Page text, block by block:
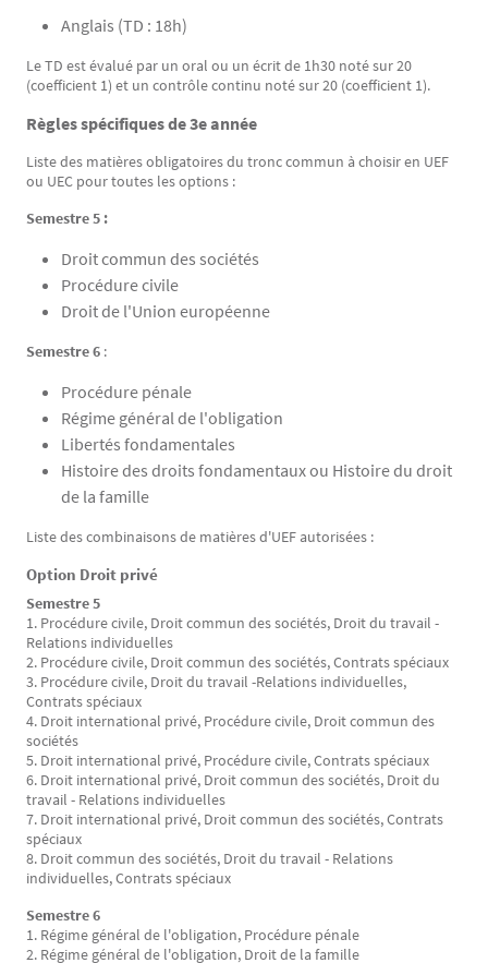
Anglais (TD : 18h)
Le TD est évalué par un oral ou un écrit de 1h30 noté sur 20
(coefficient 1) et un contrôle continu noté sur 20 (coefficient 1).
Règles spécifiques de 3e année
Liste des matières obligatoires du tronc commun à choisir en UEF
ou UEC pour toutes les options :
Semestre 5 :
Droit commun des sociétés
Procédure civile
Droit de l'Union européenne
Semestre 6 :
Procédure pénale
Régime général de l'obligation
Libertés fondamentales
Histoire des droits fondamentaux ou Histoire du droit
de la famille
Liste des combinaisons de matières d'UEF autorisées :
Option Droit privé
Semestre 5
1. Procédure civile, Droit commun des sociétés, Droit du travail -
Relations individuelles
2. Procédure civile, Droit commun des sociétés, Contrats spéciaux
3. Procédure civile, Droit du travail -Relations individuelles,
Contrats spéciaux
4. Droit international privé, Procédure civile, Droit commun des
sociétés
5. Droit international privé, Procédure civile, Contrats spéciaux
6. Droit international privé, Droit commun des sociétés, Droit du
travail - Relations individuelles
7. Droit international privé, Droit commun des sociétés, Contrats
spéciaux
8. Droit commun des sociétés, Droit du travail - Relations
individuelles, Contrats spéciaux
Semestre 6
1. Régime général de l'obligation, Procédure pénale
2. Régime général de l'obligation, Droit de la famille